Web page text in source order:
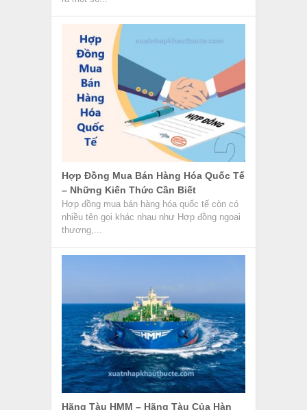
Hợp Đồng Mua Bán Hàng Hóa Quốc Tế
– Những Kiến Thức Cần Biết
Hợp đồng mua bán hàng hóa quốc tế còn có
nhiều tên gọi khác nhau như Hợp đồng ngoại
thương,...
Hãng Tàu HMM – Hãng Tàu Của Hàn